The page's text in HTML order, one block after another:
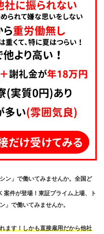
ン」で働いてみませんか。全国ど
案件が登場！東証プライム上場、ト
」で働いてみませんか。
ます！しかも直接雇用だから他社